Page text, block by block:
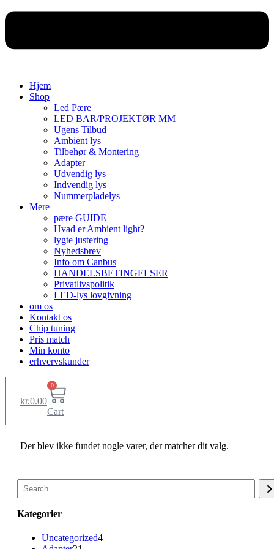
Hjem
Shop
Led Pære
LED BAR/PROJEKTØR MM
Ugens Tilbud
Ambient lys
Tilbehør & Montering
Adapter
Udvendig lys
Indvendig lys
Nummerpladelys
Mere
pære GUIDE
Hvad er Ambient light?
lygte justering
Nyhedsbrev
Info om Canbus
HANDELSBETINGELSER
Privatlivspolitik
LED-lys lovgivning
om os
Kontakt os
Chip tuning
Pris match
Min konto
erhvervskunder
kr.0.00
0
Cart
Der blev ikke fundet nogle varer, der matcher dit valg.
Søg
Kategorier
Uncategorized44